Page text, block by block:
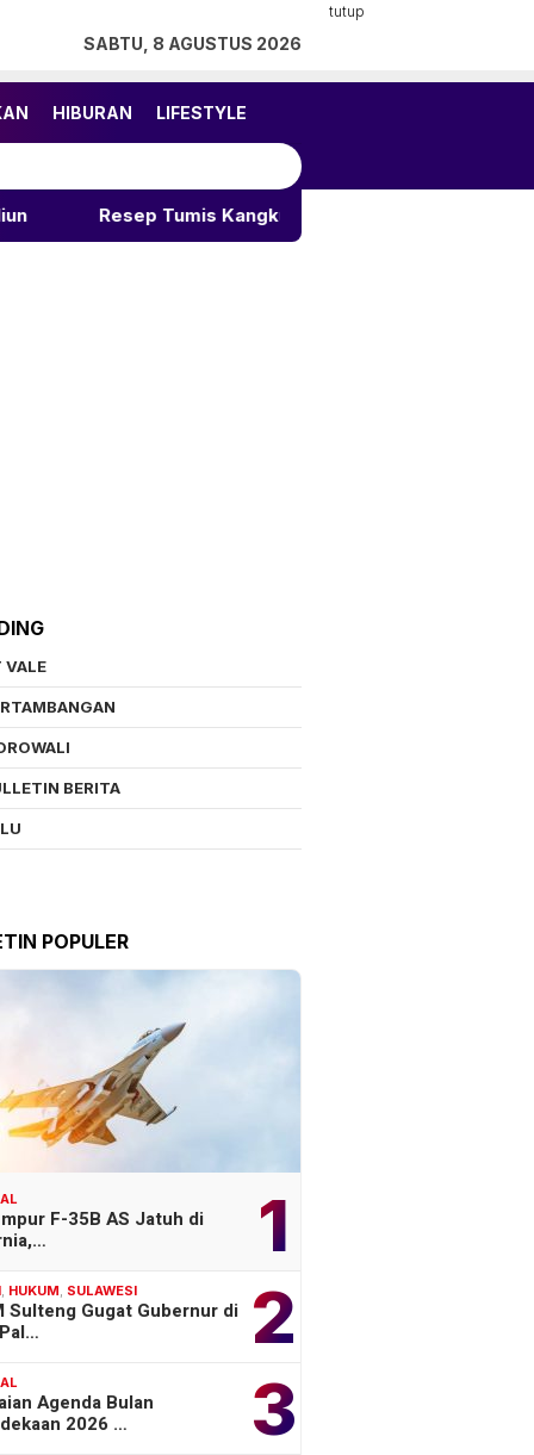
tutup
SABTU, 8 AGUSTUS 2026
HIBURAN LIFESTYLE
Tumis Kangkung Praktis: Lezat, Bergizi, dan Bikin Nagih
VALE
BERITA
POPULER
1
F-35B AS Jatuh di
2
HUKUM SULAWESI
Sulteng Gugat Gubernur di
3
Agenda Bulan
2026 …